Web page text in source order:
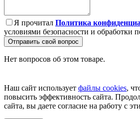
Я прочитал Политика
условиями безопасности и обработки
Отправить свой вопрос
Нет вопросов об этом товаре.
Наш сайт использует файлы cookies,
повысить эффективность сайта.
сайта, вы даете согласие на работу с